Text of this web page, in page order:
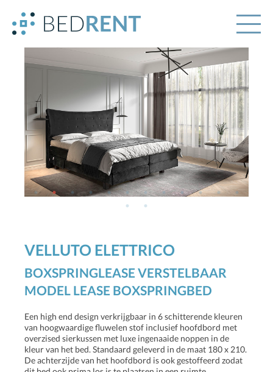
VELLUTO ELETTRICO
BOXSPRINGLEASE VERSTELBAAR
MODEL LEASE BOXSPRINGBED
Een high end design verkrijgbaar in 6 schitterende kleuren
van hoogwaardige fluwelen stof inclusief hoofdbord met
overzised sierkussen met luxe ingenaaide noppen in de
kleur van het bed. Standaard geleverd in de maat 180 x 210.
De achterzijde van het hoofdbord is ook gestoffeerd zodat